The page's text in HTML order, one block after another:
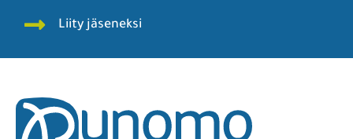
Liity jäseneksi